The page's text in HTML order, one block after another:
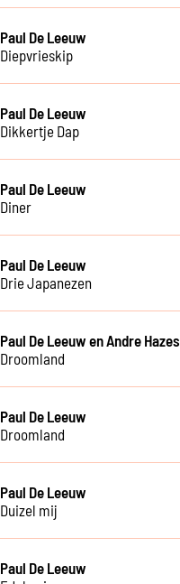
Paul De Leeuw
Diepvrieskip
Paul De Leeuw
Dikkertje Dap
Paul De Leeuw
Diner
Paul De Leeuw
Drie Japanezen
Paul De Leeuw en Andre Hazes
Droomland
Paul De Leeuw
Droomland
Paul De Leeuw
Duizel mij
Paul De Leeuw